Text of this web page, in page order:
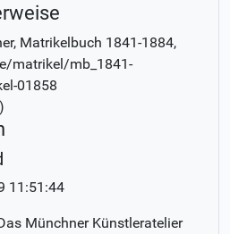
, Matrikelbuch 1841-1884,
matrikel/mb_1841-
01858
)
11:51:44
Münchner Künstleratelier